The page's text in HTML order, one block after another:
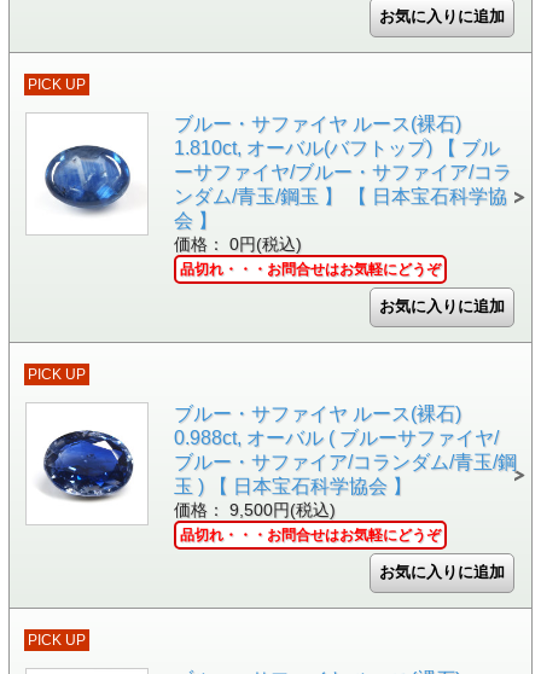
PICK UP
ブルー・サファイヤ ルース(裸石)
1.810ct, オーバル(バフトップ) 【 ブル
ーサファイヤ/ブルー・サファイア/コラ
ンダム/青玉/鋼玉 】 【 日本宝石科学協
会 】
価格： 0円(税込)
品切れ・・・お問合せはお気軽にどうぞ
PICK UP
ブルー・サファイヤ ルース(裸石)
0.988ct, オーバル ( ブルーサファイヤ/
ブルー・サファイア/コランダム/青玉/鋼
玉 ) 【 日本宝石科学協会 】
価格： 9,500円(税込)
品切れ・・・お問合せはお気軽にどうぞ
PICK UP